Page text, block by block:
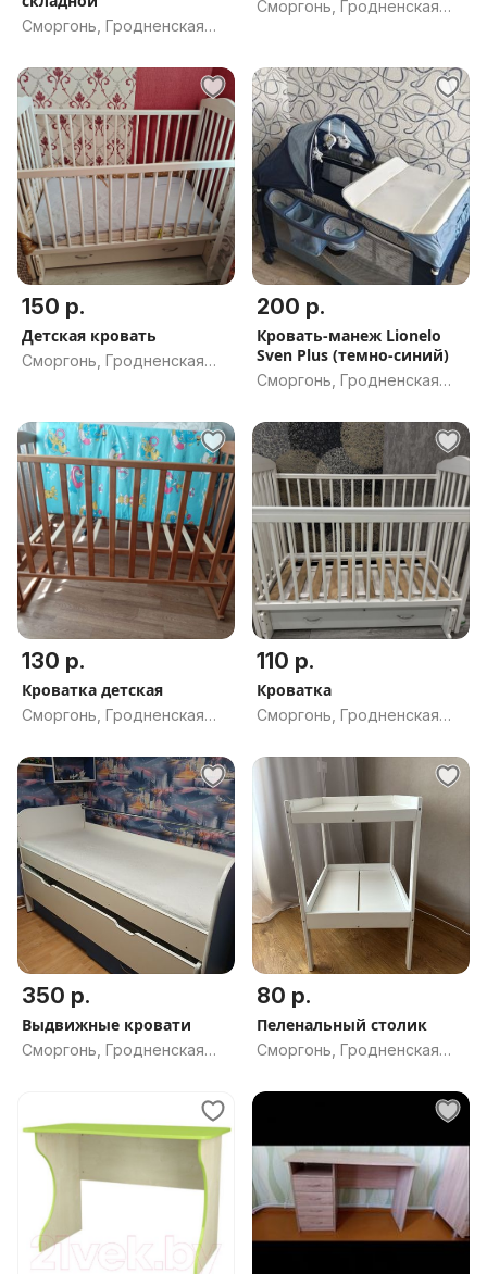
Сморгонь, Гродненская
Сморгонь, Гродненская
150 р.
Детская кровать
Сморгонь, Гродненская
200 р.
Кровать-манеж Lionelo
Sven Plus (темно-синий)
Сморгонь, Гродненская
130 р.
Кроватка детская
Сморгонь, Гродненская
110 р.
Кроватка
Сморгонь, Гродненская
350 р.
Выдвижные кровати
Сморгонь, Гродненская
80 р.
Пеленальный столик
Сморгонь, Гродненская